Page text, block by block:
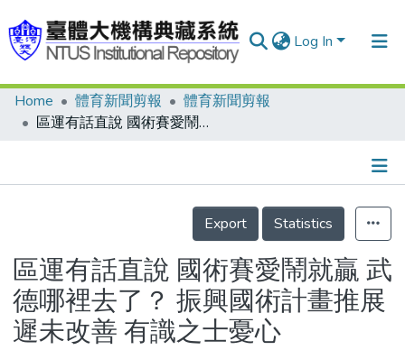
Log In
Communities & Collections
Statistics
Home 體育新聞剪報
體育新聞剪報
區運有話直說 國術賽愛鬧就贏 武德哪裡去了？ 振興國術計畫推展遲未改善 有識之士憂心
Details
Export
Statistics
區運有話直說 國術賽愛鬧就贏 武
德哪裡去了？ 振興國術計畫推展
遲未改善 有識之士憂心